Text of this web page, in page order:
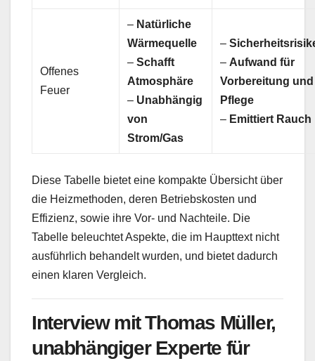
Offenes
Feuer
– Natürliche
Wärmequelle
–Schafft
Atmosphäre
– Unabhängig
von
Strom/Gas
–
– Aufwand für
Vorbereitung und
Pflege
– Emittiert Rauch
Diese Tabelle bietet eine kompakte Übersicht über
die Heizmethoden, deren Betriebskosten und
Effizienz, sowie ihre Vor- und Nachteile. Die
Tabelle beleuchtet Aspekte, die im Haupttext nicht
ausführlich behandelt wurden, und bietet dadurch
einen klaren Vergleich.
Interview mit Thomas Müller,
unabhängiger Experte für